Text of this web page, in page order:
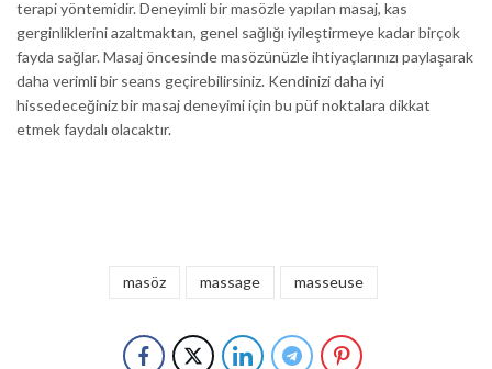
terapi yöntemidir. Deneyimli bir masözle yapılan masaj, kas
gerginliklerini azaltmaktan, genel sağlığı iyileştirmeye kadar birçok
fayda sağlar. Masaj öncesinde masözünüzle ihtiyaçlarınızı paylaşarak
daha verimli bir seans geçirebilirsiniz. Kendinizi daha iyi
hissedeceğiniz bir masaj deneyimi için bu püf noktalara dikkat
etmek faydalı olacaktır.
masöz massage masseuse